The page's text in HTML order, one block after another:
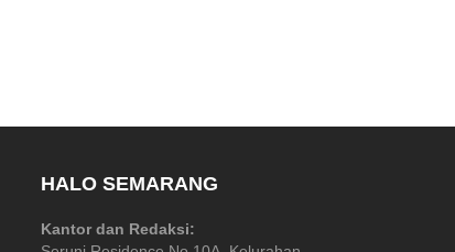
HALO SEMARANG
Kantor dan Redaksi: